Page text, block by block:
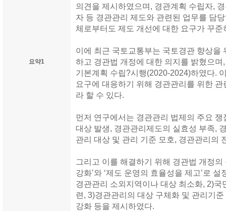
요약1
의견을 제시하였으며, 경관계획 수립자,
자 등 경관관리 제도와 관련된 업무를 담
체로부터도 제도 개선에 대한 요구가 꾸준
이에 최근 국토교통부는 국토경관 향상을
하고 경관법 개정에 대한 의지를 밝혔으
기본계획 수립?시행(2020-2024)하였다.
요구에 대응하기 위해 경관관리를 위한
라 할 수 있다.
먼저 연구에서는 경관관리 법제의 주요
대상 발생, 경관관리제도의 실효성 부족,
관리 대상 및 관리 기준 모호, 경관관리의
그리고 이를 해결하기 위해 경관법 개정
강화’와 ‘제도 운영의 효율성을 제고’로
경관관리 소외지역이나 대상 최소화, 2)
련, 3)경관관리의 대상 구체화 및 관리기
강화 등을 제시하였다.